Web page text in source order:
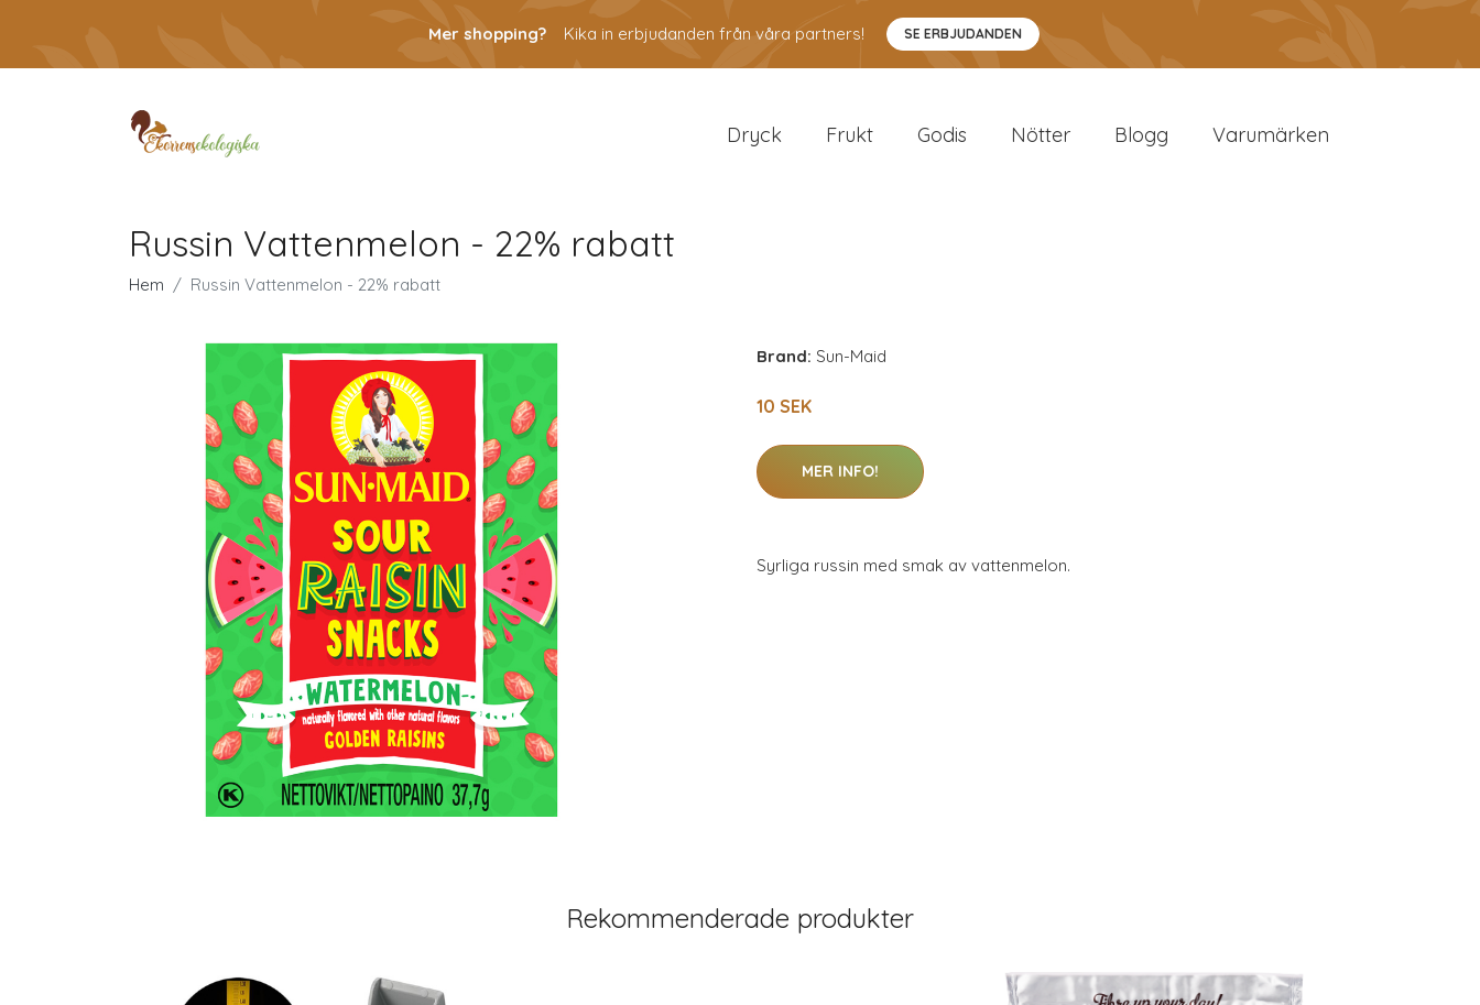
Mer shopping? Kika in erbjudanden från våra partners! SE ERBJUDANDEN
Dryck Frukt Godis Nötter Blogg Varumärken
Russin Vattenmelon - 22% rabatt
Hem Russin Vattenmelon - 22% rabatt
Brand: Sun-Maid
10 SEK
MER INFO!
Syrliga russin med smak av vattenmelon.
Rekommenderade produkter